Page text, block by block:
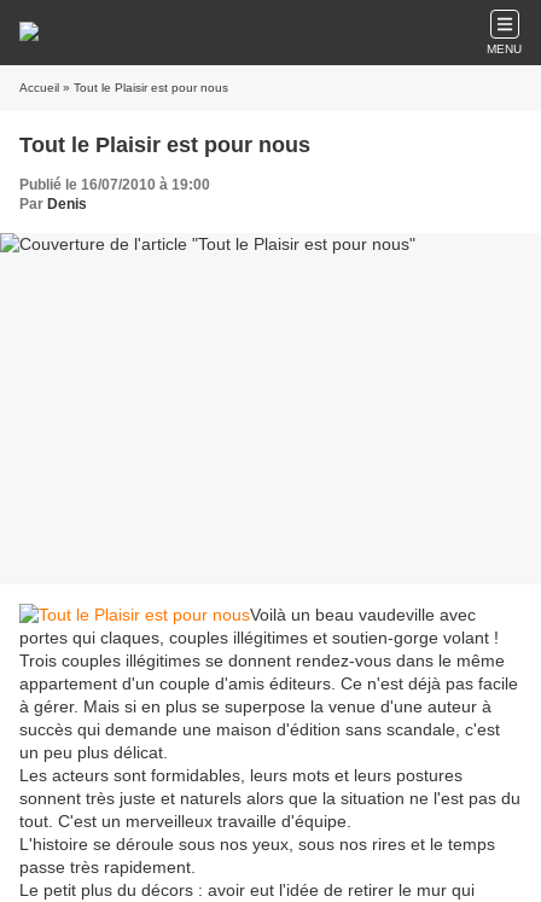
MENU
Accueil » Tout le Plaisir est pour nous
Tout le Plaisir est pour nous
Publié le 16/07/2010 à 19:00
Par Denis
Voilà un beau vaudeville avec
portes qui claques, couples illégitimes et soutien-gorge volant !
Trois couples illégitimes se donnent rendez-vous dans le même
appartement d'un couple d'amis éditeurs. Ce n'est déjà pas facile
à gérer. Mais si en plus se superpose la venue d'une auteur à
succès qui demande une maison d'édition sans scandale, c'est
un peu plus délicat.
Les acteurs sont formidables, leurs mots et leurs postures
sonnent très juste et naturels alors que la situation ne l'est pas du
tout. C'est un merveilleux travaille d'équipe.
L'histoire se déroule sous nos yeux, sous nos rires et le temps
passe très rapidement.
Le petit plus du décors : avoir eut l'idée de retirer le mur qui